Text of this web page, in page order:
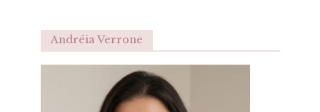
Andréia Verrone